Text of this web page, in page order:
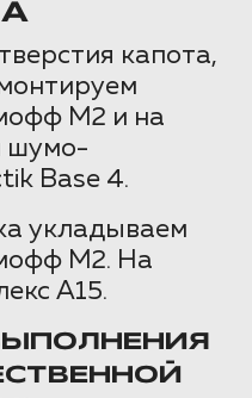
капота,
М2 и на
шумо-
Base 4.
укладываем
М2. На
А15.